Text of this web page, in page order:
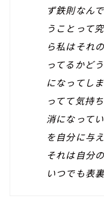
ず鉄則なん
うことって
ら私はそれ
ってるかど
になってし
ってて気持
消になって
を自分に与
それは自分
いつでも表